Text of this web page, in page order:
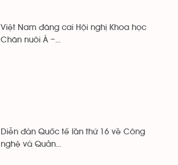
Việt Nam đăng cai Hội nghị Khoa học
Chăn nuôi Á –...
Diễn đàn Quốc tế lần thứ 16 về Công
nghệ và Quản...